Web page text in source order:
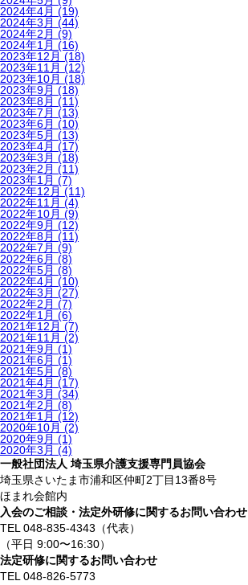
2024年4月 (19)
2024年3月 (44)
2024年2月 (9)
2024年1月 (16)
2023年12月 (18)
2023年11月 (12)
2023年10月 (18)
2023年9月 (18)
2023年8月 (11)
2023年7月 (13)
2023年6月 (10)
2023年5月 (13)
2023年4月 (17)
2023年3月 (18)
2023年2月 (11)
2023年1月 (7)
2022年12月 (11)
2022年11月 (4)
2022年10月 (9)
2022年9月 (12)
2022年8月 (11)
2022年7月 (9)
2022年6月 (8)
2022年5月 (8)
2022年4月 (10)
2022年3月 (27)
2022年2月 (7)
2022年1月 (6)
2021年12月 (7)
2021年11月 (2)
2021年9月 (1)
2021年6月 (1)
2021年5月 (8)
2021年4月 (17)
2021年3月 (34)
2021年2月 (8)
2021年1月 (12)
2020年10月 (2)
2020年9月 (1)
2020年3月 (4)
一般社団法人 埼玉県介護支援専門員協会
埼玉県さいたま市浦和区仲町2丁目13番8号
ほまれ会館内
入会のご相談・法定外研修に関するお問い合わせ
TEL 048-835-4343（代表）
（平日 9:00〜16:30）
法定研修に関するお問い合わせ
TEL 048-826-5773